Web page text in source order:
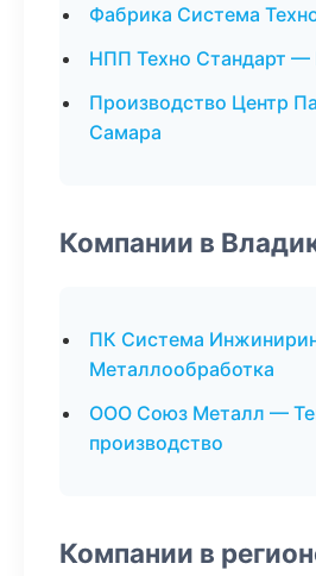
Фабрика Система
НПП Техно Стандарт —
Производство Центр
Самара
Компании в
ПК Система
Металлообработка
ООО Союз Металл —
производство
Компании в